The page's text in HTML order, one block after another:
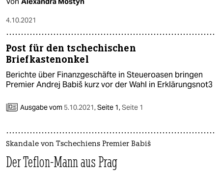
4.10.2021
Post für den tschechischen
Briefkastenonkel
Berichte über Finanzgeschäfte in Steueroasen bringen
Premier Andrej Babiš kurz vor der Wahl in Erklärungsnot3
Ausgabe vom 5.10.2021,Seite 1,Seite 1
Skandale von Tschechiens Premier Babiš
Der Teflon-Mann aus Prag